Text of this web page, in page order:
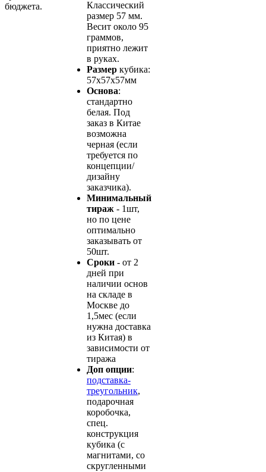
бюджета.
Классический
размер 57 мм.
Весит около 95
граммов,
приятно лежит
в руках.
Размеркубика:
57х57х57мм
Основа:
стандартно
белая. Под
заказ в Китае
возможна
черная (если
требуется по
концепции/
дизайну
заказчика).
Минимальный
тираж- 1шт,
но по цене
оптимально
заказывать от
50шт.
Сроки- от 2
дней при
наличии основ
на складе в
Москве до
1,5мес (если
нужна доставка
из Китая) в
зависимости от
тиража
Доп опции:
подставка-
треугольник,
подарочная
коробочка,
спец.
конструкция
кубика (с
магнитами, со
скругленными